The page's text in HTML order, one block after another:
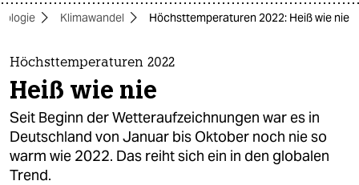
 taz zahl ich
taz zahl ich
themen
politik
öko
gesellschaft
Klimawandel Höchsttemperaturen 2022: Heiß wie nie
Höchsttemperaturen 2022
Heiß wie nie
Seit Beginn der Wetteraufzeichnungen war es in
Deutschland von Januar bis Oktober noch nie so
warm wie 2022. Das reiht sich ein in den globalen
Trend.